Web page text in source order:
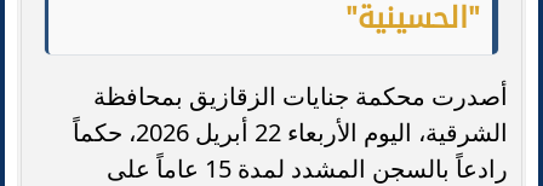
"الحسينية"
أصدرت محكمة جنايات الزقازيق بمحافظة
الشرقية، اليوم الأربعاء 22 أبريل 2026، حكماً
رادعاً بالسجن المشدد لمدة 15 عاماً على